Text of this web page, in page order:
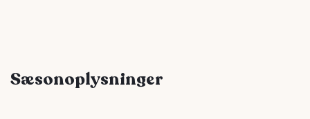
Sæsonoplysninger